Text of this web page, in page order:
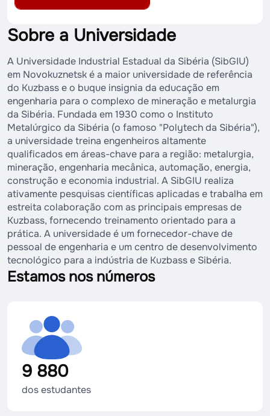
Sobre a Universidade
A Universidade Industrial Estadual da Sibéria (SibGIU)
em Novokuznetsk é a maior universidade de referência
do Kuzbass e o buque insignia da educação em
engenharia para o complexo de mineração e metalurgia
da Sibéria. Fundada em 1930 como o Instituto
Metalúrgico da Sibéria (o famoso "Polytech da Sibéria"),
a universidade treina engenheiros altamente
qualificados em áreas-chave para a região: metalurgia,
mineração, engenharia mecânica, automação, energia,
construção e economia industrial. A SibGIU realiza
ativamente pesquisas científicas aplicadas e trabalha em
estreita colaboração com as principais empresas de
Kuzbass, fornecendo treinamento orientado para a
prática. A universidade é um fornecedor-chave de
pessoal de engenharia e um centro de desenvolvimento
tecnológico para a indústria de Kuzbass e Sibéria.
Estamos nos números
9 880
dos estudantes